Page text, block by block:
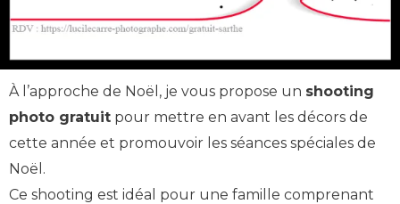
À l’approche de Noël, je vous propose un shooting
photo gratuit pour mettre en avant les décors de
cette année et promouvoir les séances spéciales de
Noël.
Ce shooting est idéal pour une famille comprenant